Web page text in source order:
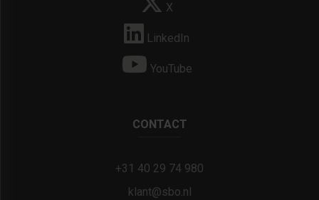
X
LinkedIn
YouTube
CONTACT
+31 40 29 74 980
klant@sbo.nl